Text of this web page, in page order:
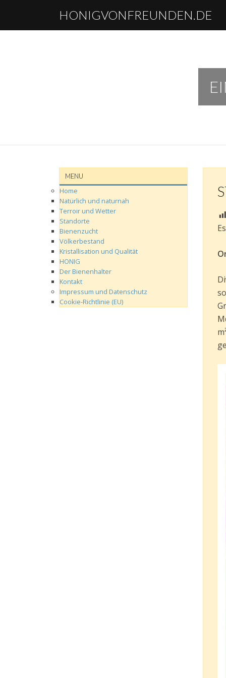
HONIGVONFREUNDEN.DE
MENU
Home
Natürlich und naturnah
Terroir‌ und‌ Wetter
Standorte
Bienenzucht
Völkerbestand
Kristallisation und Qualität
HONIG
Der Bienenhalter
Kontakt
Impressum und Datenschutz
Cookie-Richtlinie (EU)